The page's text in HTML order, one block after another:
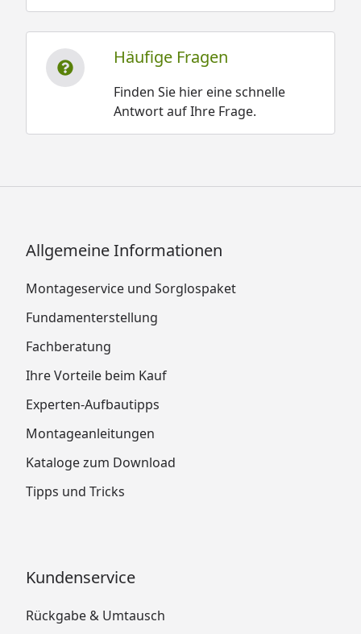
Häufige Fragen
Finden Sie hier eine schnelle
Antwort auf Ihre Frage.
Allgemeine Informationen
Montageservice und Sorglospaket
Fundamenterstellung
Fachberatung
Ihre Vorteile beim Kauf
Experten-Aufbautipps
Montageanleitungen
Kataloge zum Download
Tipps und Tricks
Kundenservice
Rückgabe & Umtausch